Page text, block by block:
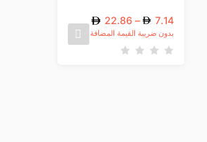
7.14
–
22.86
بدون ضريبة القيمة المضافة